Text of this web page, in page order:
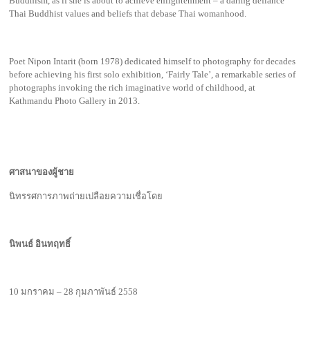
Thai Buddhist values and beliefs that debase Thai womanhood.
Poet Nipon Intarit (born 1978) dedicated himself to photography for decades
before achieving his first solo exhibition, ‘Fairly Tale’, a remarkable series of
photographs invoking the rich imaginative world of childhood, at
Kathmandu Photo Gallery in 2013.
ศาสนาของผู้ชาย
นิทรรศการภาพถ่ายเปลือยความเชื่อโดย
นิพนธ์ อินทฤทธิ์
10 มกราคม – 28 กุมภาพันธ์ 2558